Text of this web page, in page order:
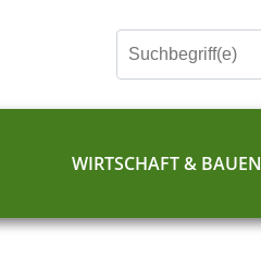
WIRTSCHAFT & BAUEN